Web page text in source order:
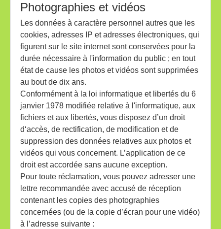
Photographies et vidéos
Les données à caractère personnel autres que les
cookies, adresses IP et adresses électroniques, qui
figurent sur le site internet sont conservées pour la
durée nécessaire à l'information du public ; en tout
état de cause les photos et vidéos sont supprimées
au bout de dix ans.
Conformément à la loi informatique et libertés du 6
janvier 1978 modifiée relative à l'informatique, aux
fichiers et aux libertés, vous disposez d’un droit
d‘accès, de rectification, de modification et de
suppression des données relatives aux photos et
vidéos qui vous concernent. L’application de ce
droit est accordée sans aucune exception.
Pour toute réclamation, vous pouvez adresser une
lettre recommandée avec accusé de réception
contenant les copies des photographies
concernées (ou de la copie d’écran pour une vidéo)
à l’adresse suivante :